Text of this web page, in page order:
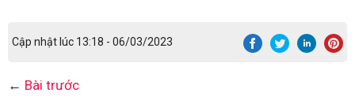
Cập nhật lúc 13:18 - 06/03/2023
← Bài trước